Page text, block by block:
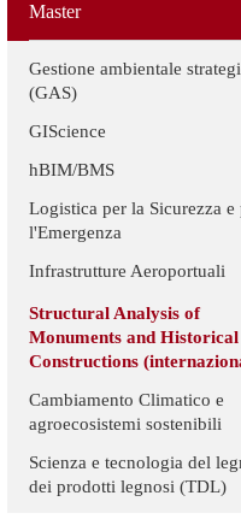
Master
Gestione ambientale
(GAS)
GIScience
hBIM/BMS
Logistica per la Sicurezza e
l'Emergenza
Infrastrutture Aeroportuali
Structural Analysis of
Monuments and Historical
Constructions
Cambiamento Climatico e
agroecosistemi sostenibili
Scienza e tecnologia del
dei prodotti legnosi (TDL)